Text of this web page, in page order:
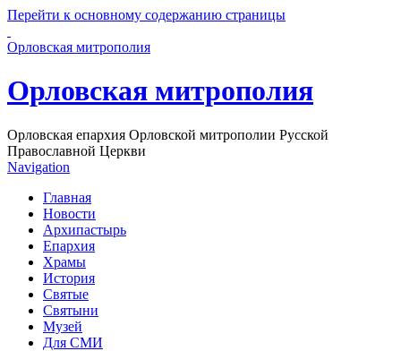
Перейти к основному содержанию страницы
Орловская митрополия
Орловская митрополия
Орловская епархия Орловской митрополии Русской
Православной Церкви
Navigation
Главная
Новости
Архипастырь
Епархия
Храмы
История
Святые
Святыни
Музей
Для СМИ